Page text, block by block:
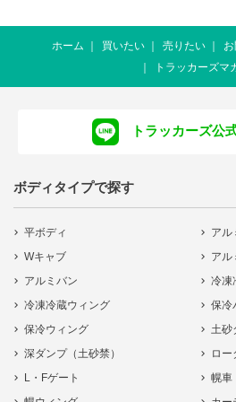
ホーム 買いたい 売りたい
トラッカーズマ
トラッカーズ公
ボディタイプで探す
平ボディ
アル
Wキャブ
アル
アルミバン
冷凍
冷凍冷蔵ウィング
保冷
保冷ウィング
土砂
深ダンプ（土砂禁）
ロー
L・Fゲート
幌車